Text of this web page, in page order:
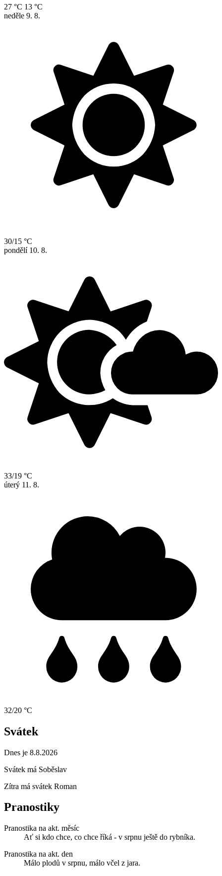
27 °C 13 °C
neděle 9. 8.
30/15 °C
pondělí 10. 8.
33/19 °C
úterý 11. 8.
32/20 °C
Svátek
Dnes je 8.8.2026
Svátek má Soběslav
Zítra má svátek Roman
Pranostiky
Pranostika na akt. měsíc
Ať si kdo chce, co chce říká - v srpnu ještě do rybníka.
Pranostika na akt. den
Málo plodů v srpnu, málo včel z jara.